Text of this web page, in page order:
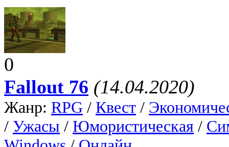
0
Fallout 76 (14.04.2020)
Жанр: RPG / Квест /
/ Ужасы / Юмористическая /